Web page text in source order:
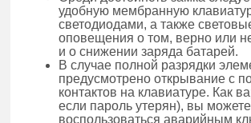
удобную мембранную
светодиодами, а также
оповещения о том, верно или
и о снижении заряда батарей.
В случае полной разрядки
предусмотрено открывание с
контактов на клавиатуре. Как
если пароль утерян), вы можете
воспользоваться аварийным